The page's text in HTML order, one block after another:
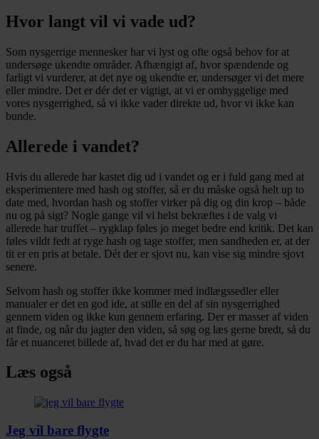
Hvor langt vil vi vade ud?
Som nysgerrige mennesker har vi lyst og ofte også behov for at
undersøge ukendte områder. Afhængigt af, hvor spændende og
farligt vi vurderer, at det nye og ukendte er, undersøger vi det mere
eller mindre. Det er dér det er vigtigt, at vi er omhyggelige med
vores nysgerrighed, så vi ikke vader direkte ud, hvor vi ikke kan
bunde.
Allerede i vandet?
Hvis du allerede har kastet dig ud i vandet og er i fuld gang med at
eksperimentere med hash og stoffer, så er du måske også helt up to
date med, hvordan hash og stoffer virker på dig og din krop – både
nu og på sigt? Nogle gange vil vi helst bekræftes i de valg vi
allerede har truffet – rygklap føles jo meget bedre end kritik. Det kan
føles vildt fedt at ryge hash og tage stoffer, men sandheden er, at der
tit er en pris at betale. Dét der er sjovt nu, kan vise sig mindre sjovt
senere.
Selvom hash og stoffer ikke kommer med indlægssedler eller
manualer er det en god ide, at stille en del af sin nysgerrighed
gennem viden og ikke kun gennem erfaring. Der er masser af viden
at finde, og når du jagter den viden, så søg og læs gerne bredt, så du
får et nuanceret billede af, hvad det er du har med at gøre.
Læs også
Jeg vil bare flygte